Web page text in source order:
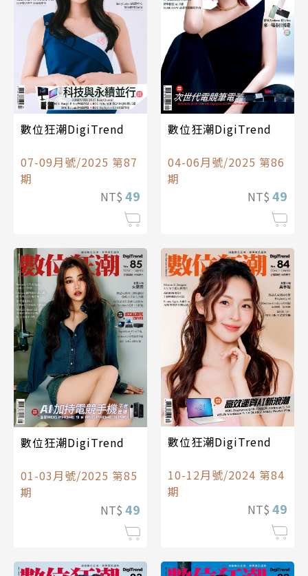
數位狂潮DigiTrend
07-09月號/2025 第87
期
NT$ 49
數位狂潮DigiTrend
04-06月號/2025 第86
期
NT$ 49
數位狂潮DigiTrend
01-03月號/2025 第85
期
NT$ 49
數位狂潮DigiTrend
10-12月號/2024 第84
期
NT$ 49